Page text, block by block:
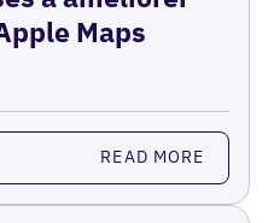
Maps
READ MORE